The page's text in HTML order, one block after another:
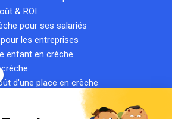
& ROI
pour ses salariés
les entreprises
enfant en crèche
d'une place en crèche
privée ?